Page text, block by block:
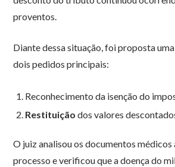
proventos.
Diante dessa situação, foi proposta
dois pedidos principais:
Reconhecimento da isenção do
Restituição dos valores
O juiz analisou os documentos médicos
processo e verificou que a doença do